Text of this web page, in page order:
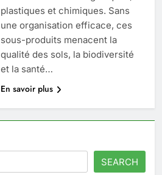
plastiques et chimiques. Sans
une organisation efficace, ces
sous-produits menacent la
qualité des sols, la biodiversité
et la santé…
En savoir plus
SEARCH